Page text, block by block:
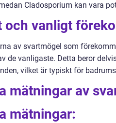
Cladosporium kan vara
och vanligt
av svartmögel som
de vanligaste. Detta beror
vilket är typiskt för
mätningar av
mätningar: